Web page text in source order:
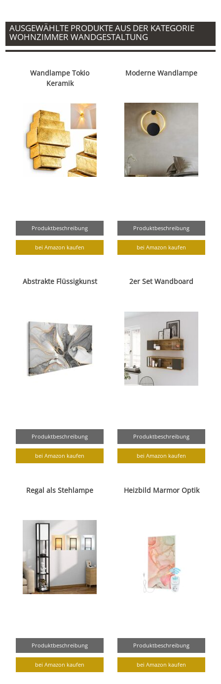
AUSGEWÄHLTE PRODUKTE AUS DER KATEGORIE
WOHNZIMMER WANDGESTALTUNG
Wandlampe Tokio
Keramik
Produktbeschreibung
bei Amazon kaufen
Moderne Wandlampe
Produktbeschreibung
bei Amazon kaufen
Abstrakte Flüssigkunst
Produktbeschreibung
bei Amazon kaufen
2er Set Wandboard
Produktbeschreibung
bei Amazon kaufen
Regal als Stehlampe
Produktbeschreibung
bei Amazon kaufen
Heizbild Marmor Optik
Produktbeschreibung
bei Amazon kaufen